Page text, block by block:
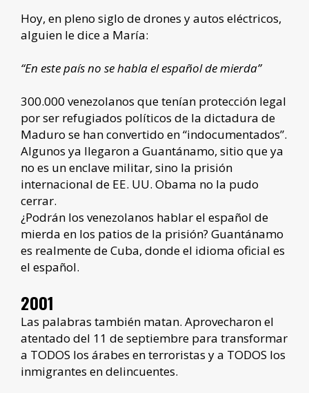
Hoy, en pleno siglo de drones y autos eléctricos,
alguien le dice a María:
“En este país no se habla el español de mierda”
300.000 venezolanos que tenían protección legal
por ser refugiados políticos de la dictadura de
Maduro se han convertido en “indocumentados”.
Algunos ya llegaron a Guantánamo, sitio que ya
no es un enclave militar, sino la prisión
internacional de EE. UU. Obama no la pudo
cerrar.
¿Podrán los venezolanos hablar el español de
mierda en los patios de la prisión? Guantánamo
es realmente de Cuba, donde el idioma oficial es
el español.
2001
Las palabras también matan. Aprovecharon el
atentado del 11 de septiembre para transformar
a TODOS los árabes en terroristas y a TODOS los
inmigrantes en delincuentes.